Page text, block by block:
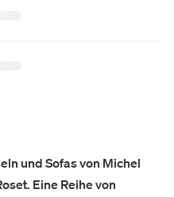
und Sofas von Michel
Eine Reihe von